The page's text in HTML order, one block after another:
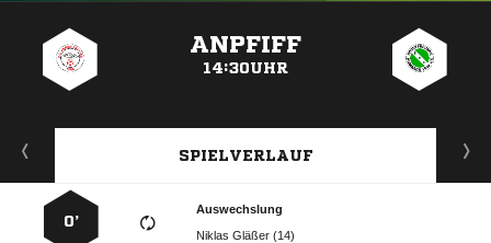
ANPFIFF
14:30UHR
SPIELVERLAUF
Auswechslung
  
0’